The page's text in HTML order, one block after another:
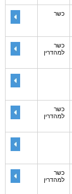
כשר
כשר
למהדרין
כשר
למהדרין
כשר
למהדרין